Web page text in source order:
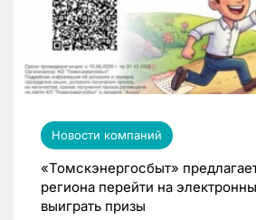
Новости компаний
«Томскэнергосбыт»
региона перейти на
выиграть призы